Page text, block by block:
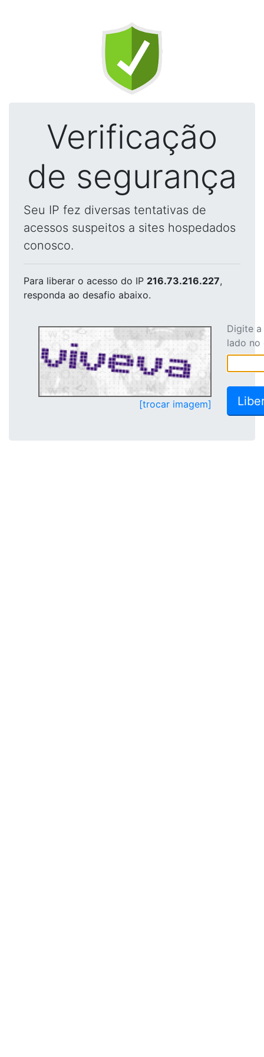
Verificação
de segurança
Seu IP fez diversas tentativas de
acessos suspeitos a sites hospedados
conosco.
Para liberar o acesso do IP 216.73.216.227,
responda ao desafio abaixo.
[trocar imagem]
Digite
lado no